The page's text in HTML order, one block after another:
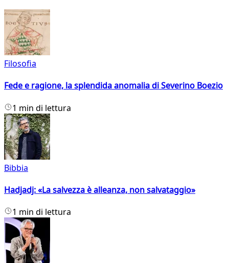
Filosofia
Fede e ragione, la splendida anomalia di Severino Boezio
1 min di lettura
Bibbia
Hadjadj: «La salvezza è alleanza, non salvataggio»
1 min di lettura